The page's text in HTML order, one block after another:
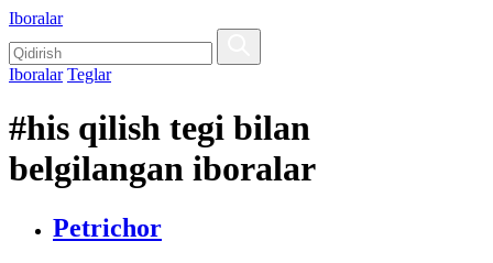
Iboralar
Iboralar Teglar
#his qilish tegi bilan
belgilangan iboralar
Petrichor